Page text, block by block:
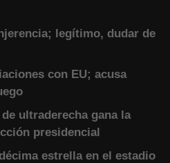
legítimo, dudar de
con EU; acusa
ultraderecha gana la
presidencial
estrella en el estadio